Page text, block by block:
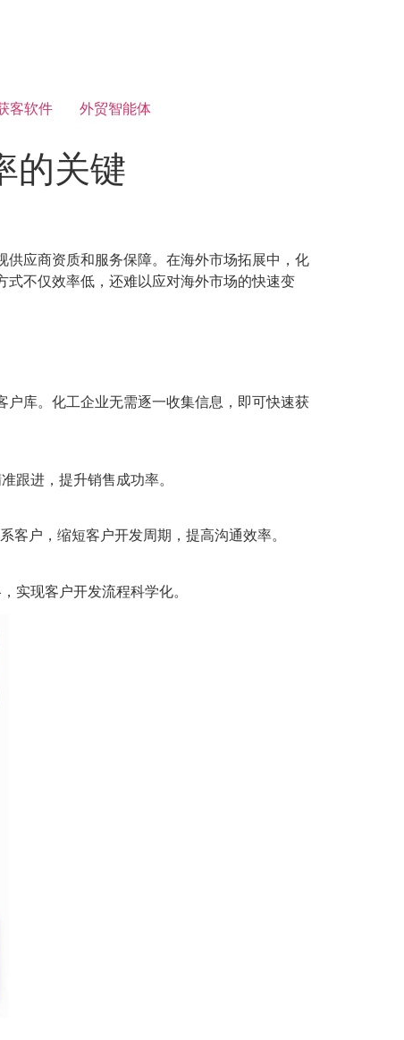
客软件 外贸智能体
的关键
应商资质和服务保障。在海外市场拓展中，化
不仅效率低，还难以应对海外市场的快速变
库。化工企业无需逐一收集信息，即可快速获
跟进，提升销售成功率。
户，缩短客户开发周期，提高沟通效率。
实现客户开发流程科学化。